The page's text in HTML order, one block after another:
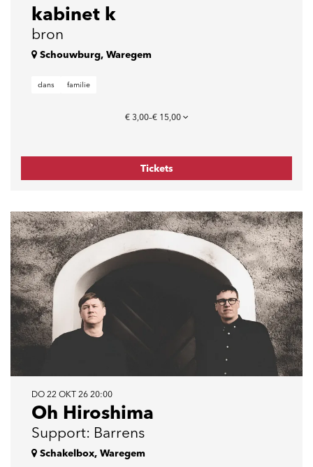
kabinet k
bron
Schouwburg, Waregem
dans familie
€ 3,00–€ 15,00
Tickets
Oh Hiroshima
Support: Barrens
DO 22 OKT 26 20:00
Schakelbox, Waregem